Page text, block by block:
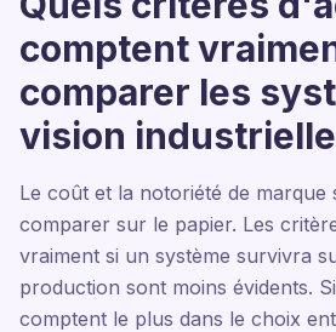
comptent
comparer les
vision industrielle
Le coût et la notoriété de marque
comparer sur le papier. Les
vraiment si un système survivra
production sont moins évidents.
comptent le plus dans le choix